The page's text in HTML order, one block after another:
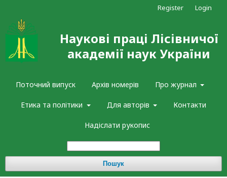
Наукові праці Лісівничої
академії наук України
Поточний випуск Архів номерів Про журнал
Етика та політики Для авторів Контакти
Надіслати рукопис
Пошук
Register Login